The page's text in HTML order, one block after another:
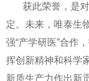
获此荣誉，是对
定。未来，唯泰生
强“产学研医”合作
挥创新精神和科学
新质生产力作出新